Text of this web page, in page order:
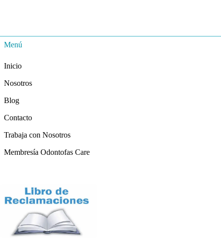
Menú
Inicio
Nosotros
Blog
Contacto
Trabaja con Nosotros
Membresía Odontofas Care